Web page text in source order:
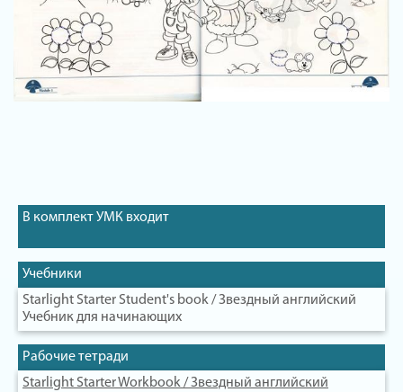
В комплект УМК входит
Учебники
Starlight Starter Student's book / Звездный английский
Учебник для начинающих
Рабочие тетради
Starlight Starter Workbook / Звездный английский